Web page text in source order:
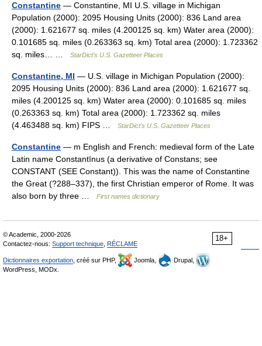
Constantine — Constantine, MI U.S. village in Michigan
Population (2000): 2095 Housing Units (2000): 836 Land area
(2000): 1.621677 sq. miles (4.200125 sq. km) Water area (2000):
0.101685 sq. miles (0.263363 sq. km) Total area (2000): 1.723362
sq. miles… …
StarDict's U.S. Gazetteer Places
Constantine, MI — U.S. village in Michigan Population (2000):
2095 Housing Units (2000): 836 Land area (2000): 1.621677 sq.
miles (4.200125 sq. km) Water area (2000): 0.101685 sq. miles
(0.263363 sq. km) Total area (2000): 1.723362 sq. miles
(4.463488 sq. km) FIPS …
StarDict's U.S. Gazetteer Places
Constantine — m English and French: medieval form of the Late
Latin name Constantīnus (a derivative of Constans; see
CONSTANT (SEE Constant)). This was the name of Constantine
the Great (?288–337), the first Christian emperor of Rome. It was
also born by three …
First names dictionary
18+
© Academic, 2000-2026
Contactez-nous: Support technique RÉCLAME
Dictionnaires exportation , créé sur PHP, Joomla,
Drupal,
WordPress, MODx.